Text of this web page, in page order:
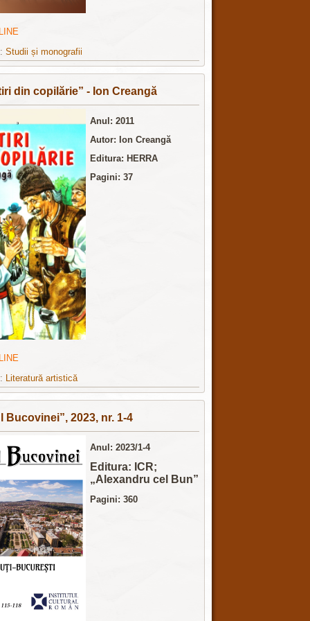
Studii și monografii
din copilărie” - Ion Creangă
Anul: 2011
Autor: Ion Creangă
Editura: HERRA
Pagini: 37
Literatură artistică
Bucovinei”, 2023, nr. 1-4
Anul: 2023/1-4
Editura: ICR;
„Alexandru cel Bun”
Pagini: 360